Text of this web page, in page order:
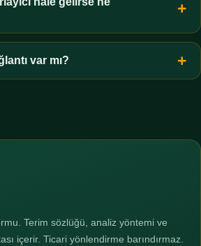
süreyi ölçün ve gerekirse
Türkiye'de ücretsiz danışma hatları
güçlü bir adımdır.
var mı?
Terim sözlüğü, analiz yöntemi ve
içerir. Ticari yönlendirme barındırmaz.